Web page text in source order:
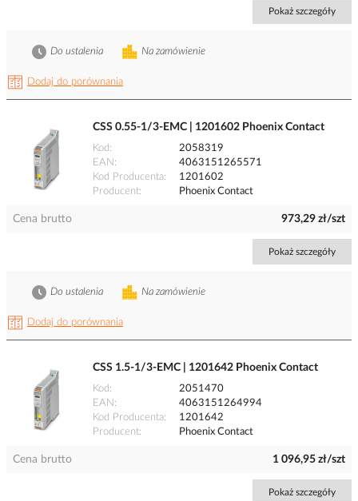
Pokaż szczegóły
Dodaj do porównania
Na zamówienie
Do ustalenia
CSS 0.55-1/3-EMC | 1201602 Phoenix Contact
Kod
2058319
EAN
4063151265571
Kod Producenta
1201602
Producent
Phoenix Contact
Cena brutto 973,29 zł/szt
Pokaż szczegóły
Dodaj do porównania
Na zamówienie
Do ustalenia
CSS 1.5-1/3-EMC | 1201642 Phoenix Contact
Kod
2051470
EAN
4063151264994
Kod Producenta
1201642
Producent
Phoenix Contact
Cena brutto 1 096,95 zł/szt
Pokaż szczegóły